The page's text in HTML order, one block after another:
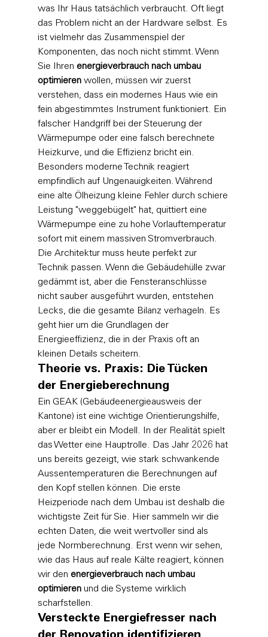
was Ihr Haus tatsächlich verbraucht. Oft liegt
das Problem nicht an der Hardware selbst. Es
ist vielmehr das Zusammenspiel der
Komponenten, das noch nicht stimmt. Wenn
Sie Ihren energieverbrauch nach umbau
optimieren wollen, müssen wir zuerst
verstehen, dass ein modernes Haus wie ein
fein abgestimmtes Instrument funktioniert. Ein
falscher Handgriff bei der Steuerung der
Wärmepumpe oder eine falsch berechnete
Heizkurve, und die Effizienz bricht ein.
Besonders moderne Technik reagiert
empfindlich auf Ungenauigkeiten. Während
eine alte Ölheizung kleine Fehler durch schiere
Leistung "weggebügelt" hat, quittiert eine
Wärmepumpe eine zu hohe Vorlauftemperatur
sofort mit einem massiven Stromverbrauch.
Die Architektur muss heute perfekt zur
Technik passen. Wenn die Gebäudehülle zwar
gedämmt ist, aber die Fensteranschlüsse
nicht sauber ausgeführt wurden, entstehen
Lecks, die die gesamte Bilanz verhageln. Es
geht hier um die Grundlagen der
Energieeffizienz, die in der Praxis oft an
kleinen Details scheitern.
Theorie vs. Praxis: Die Tücken
der Energieberechnung
Ein GEAK (Gebäudeenergieausweis der
Kantone) ist eine wichtige Orientierungshilfe,
aber er bleibt ein Modell. In der Realität spielt
das Wetter eine Hauptrolle. Das Jahr 2026 hat
uns bereits gezeigt, wie stark schwankende
Aussentemperaturen die Berechnungen auf
den Kopf stellen können. Die erste
Heizperiode nach dem Umbau ist deshalb die
wichtigste Zeit für Sie. Hier sammeln wir die
echten Daten, die weit wertvoller sind als
jede Normberechnung. Erst wenn wir sehen,
wie das Haus auf reale Kälte reagiert, können
wir den energieverbrauch nach umbau
optimieren und die Systeme wirklich
scharfstellen.
Versteckte Energiefresser nach